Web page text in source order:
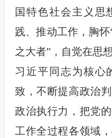
国特色社会主义思
践、推动工作，胸怀
之大者”，自觉在思
习近平同志为核心
致，不断提高政治
政治执行力，把党
工作全过程各领域